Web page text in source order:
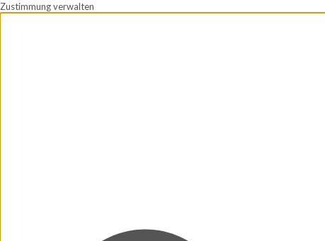
Zustimmung verwalten